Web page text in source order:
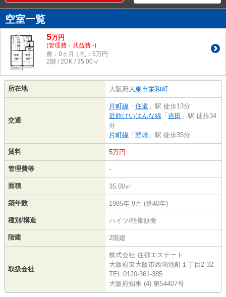
空室一覧
5万円
(管理費・共益費 -)
敷：0ヶ月｜礼：5万円
2階 / 2DK / 35.00㎡
所在地 大阪府大東市栄和町
交通
片町線 「 住道 」駅 徒歩13分
近鉄けいはんな線 「 吉田 」駅 徒歩34
分
片町線 「 野崎 」駅 徒歩35分
賃料 5万円
管理費等 -
面積 35.00㎡
築年数 1985年 9月 (築40年)
種別/構造 ハイツ/軽量鉄骨
階建 2階建
取扱会社
株式会社 住都エステート
大阪府東大阪市西鴻池町１丁目2-32
TEL:0120-361-385
大阪府知事 (4) 第54407号